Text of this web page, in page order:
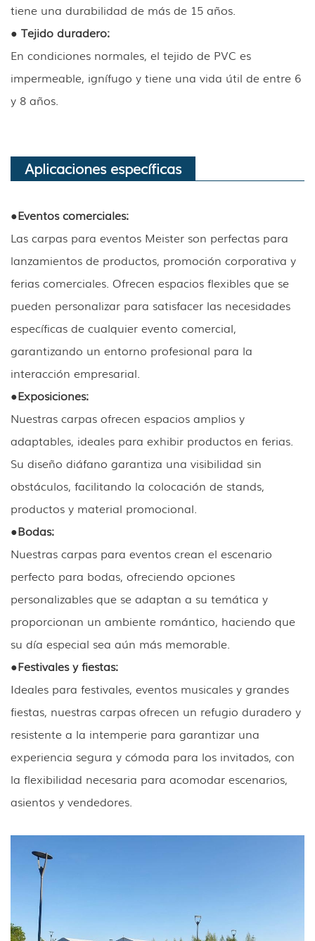
tiene una durabilidad de más de 15 años.
● Tejido duradero:
En condiciones normales, el tejido de PVC es
impermeable, ignífugo y tiene una vida útil de entre 6
y 8 años.
Aplicaciones específicas
●Eventos comerciales:
Las carpas para eventos Meister son perfectas para
lanzamientos de productos, promoción corporativa y
ferias comerciales. Ofrecen espacios flexibles que se
pueden personalizar para satisfacer las necesidades
específicas de cualquier evento comercial,
garantizando un entorno profesional para la
interacción empresarial.
●Exposiciones:
Nuestras carpas ofrecen espacios amplios y
adaptables, ideales para exhibir productos en ferias.
Su diseño diáfano garantiza una visibilidad sin
obstáculos, facilitando la colocación de stands,
productos y material promocional.
●Bodas:
Nuestras carpas para eventos crean el escenario
perfecto para bodas, ofreciendo opciones
personalizables que se adaptan a su temática y
proporcionan un ambiente romántico, haciendo que
su día especial sea aún más memorable.
●Festivales y fiestas:
Ideales para festivales, eventos musicales y grandes
fiestas, nuestras carpas ofrecen un refugio duradero y
resistente a la intemperie para garantizar una
experiencia segura y cómoda para los invitados, con
la flexibilidad necesaria para acomodar escenarios,
asientos y vendedores.